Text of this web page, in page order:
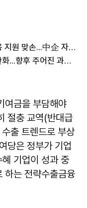
기보, 농협은행과 중동피해 기업 금융 지원 맞손...中企 자금부담 완화
방산·조선 앞세워 재계 5위 진입한 한화...향후 주어진 과제는?
여금을 부담해야
절충 교역(반대급
출 트렌드로 부상
당은 정부가 기업
기업이 성과 중
하는 전략수출금융